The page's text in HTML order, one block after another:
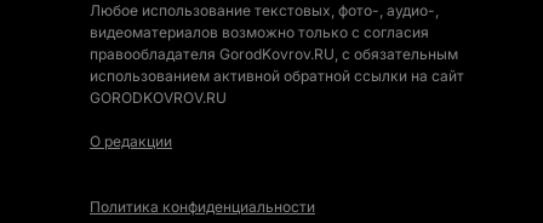
Любое использование текстовых, фото-, аудио-,
видеоматериалов возможно только с согласия
правообладателя GorodKovrov.RU, с обязательным
использованием активной обратной ссылки на сайт
GORODKOVROV.RU
О редакции
Политика конфиденциальности